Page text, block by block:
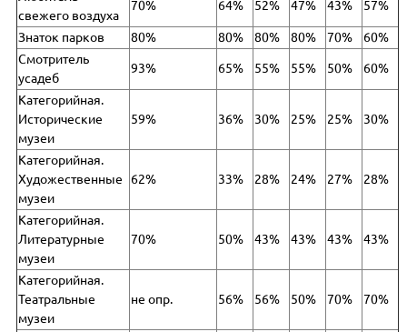
свежего воздуха
70% 64% 52% 47% 43% 57%
Знаток парков 80% 80% 80% 80% 70%
60%
Смотритель
усадеб
93% 65% 55% 55% 50% 60%
Категорийная.
Исторические
музеи
59% 36% 30% 25% 25% 30%
Категорийная.
Художественные
музеи
62% 33% 28% 24% 27% 28%
Категорийная.
Литературные
музеи
70% 50% 43% 43% 43% 43%
Категорийная.
Театральные
музеи
не опр. 56% 56% 50% 70% 70%